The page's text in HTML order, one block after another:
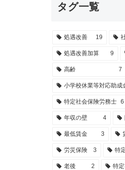
タグ一覧
処遇改善 19
処遇改善加算 9
高齢 7
小学校休業等対応助成
特定社会保険労務士 6
年収の壁 4
最低賃金 3
労災保険 3 特
老後 2 特